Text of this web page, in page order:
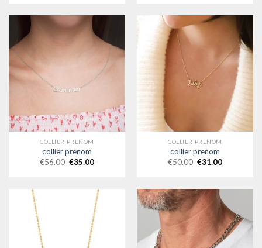
COLLIER PRENOM
collier prenom
€56.00 €35.00
COLLIER PRENOM
collier prenom
€50.00 €31.00